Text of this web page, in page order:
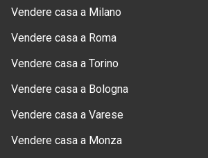
Vendere casa a Milano
Vendere casa a Roma
Vendere casa a Torino
Vendere casa a Bologna
Vendere casa a Varese
Vendere casa a Monza